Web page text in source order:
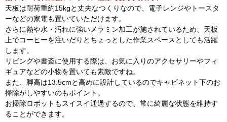
天板は耐荷重約15kgと丈夫なつくりなので、電子レンジやトースタ
ーなどの家電も置いていただけます。
さらに熱や水・汚れに強いメラミン加工が施されているため、天板
上でコーヒーを注いだりとちょっとした作業スペースとしても活躍
します。
リビングや書斎に使用する際は、お気に入りのアクセサリーやフィ
ギュアなどの小物を置いても素敵ですね。
また、脚高は13.5cmと高めに設計しているのでキャビネット下のお
掃除がしやすいのもポイント。
お掃除ロボットもスイスイ通過するので、常に綺麗な状態を維持す
ることができます。